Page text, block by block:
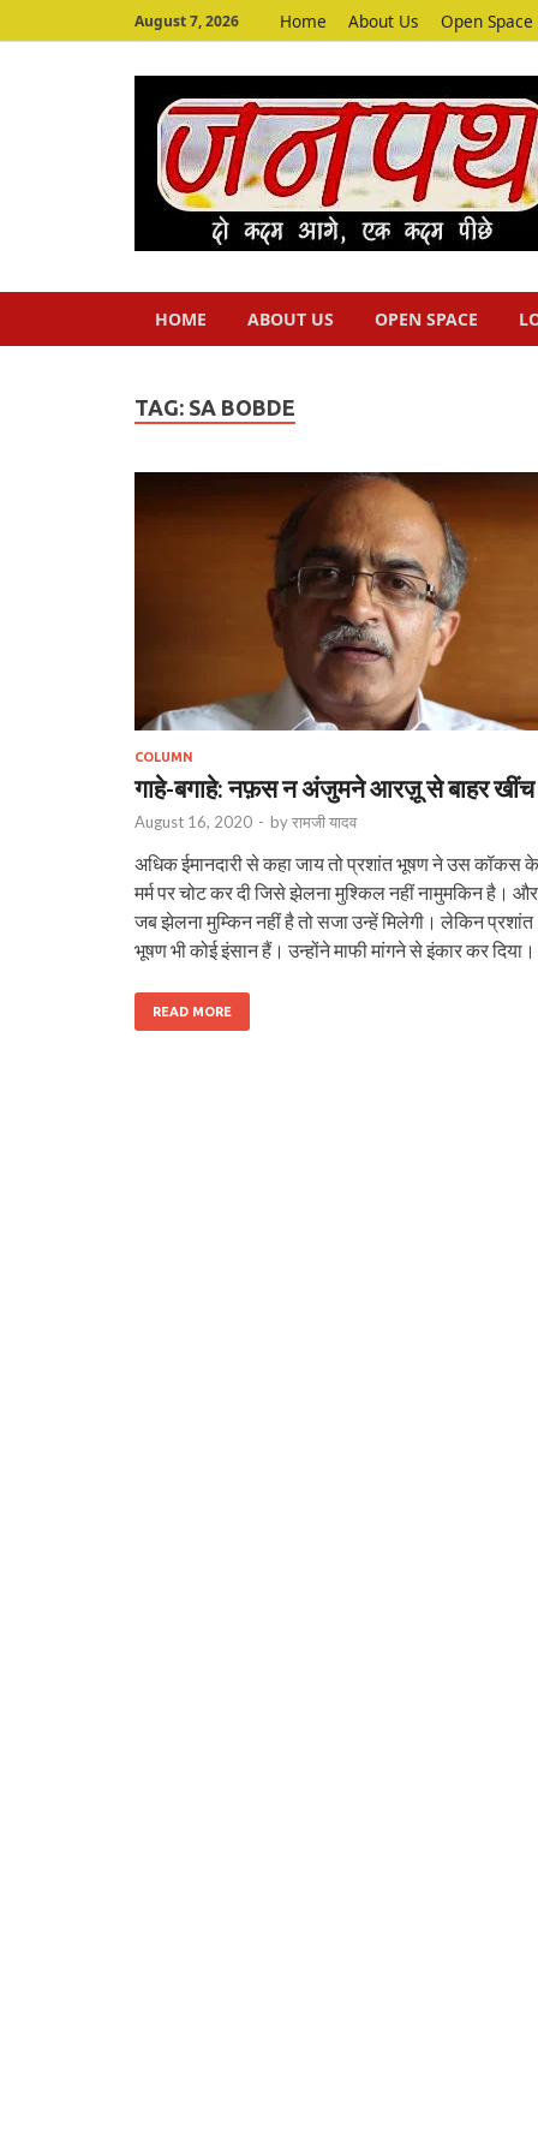
August 7, 2026 Home About Us Open Space
HOME ABOUT US OPEN SPACE
TAG: SA BOBDE
COLUMN
गाहे-बगाहे: नफ़स न अंजुमने आरज़ू से बाहर खींच
August 16, 2020 - byरामजी यादव
अधिक ईमानदारी से कहा जाय तो प्रशांत भूषण ने उस कॉकस के
मर्म पर चोट कर दी जिसे झेलना मुश्किल नहीं नामुमकिन है। और
जब झेलना मुम्किन नहीं है तो सजा उन्हें मिलेगी। लेकिन प्रशांत
भूषण भी कोई इंसान हैं। उन्होंने माफी मांगने से इंकार कर दिया।
READ MORE